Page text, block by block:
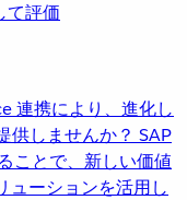
て評価
連携により、進化し
供しませんか？ SAP
ことで、新しい価値
ューションを活用し